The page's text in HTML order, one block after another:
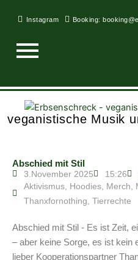
Inhalt
Instagram Booking:
veganistische Musik
Abschied mit Stil
3.November 2025
15:26
Aktivismus Hoodies Merch
Thanxfornothing Tierrechte
Abschied mit Stil - Es ist Zeit,
– aber keine Sorge, es ist kein
lieber Kooperationspartner